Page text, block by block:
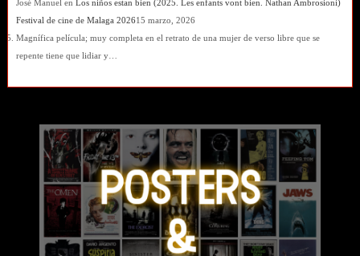
José Manuel en Los niños estan bien (2025. Les enfants vont bien. Nathan Ambrosioni)
Festival de cine de Malaga 202615 marzo, 2026
Magnífica película; muy completa en el retrato de una mujer de verso libre que se
repente tiene que lidiar y…